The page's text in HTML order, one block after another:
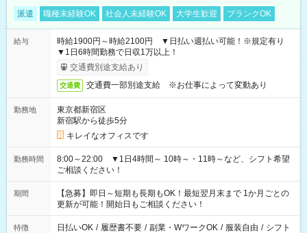
派遣 職種未経験OK 社会人未経験OK 大学生歓迎 ブランクOK
給与
時給1900円～時給2100円 ▼日払い週払い可能！※規定有り
▼1日6時間勤務で日収1万以上！
交通費別途支給あり
交通費 交通費一部別途支給 ※お仕事によって変動あり
勤務地
東京都新宿区
新宿駅から徒歩5分
キレイなオフィスです
勤務時間
8:00～22:00 ▼1日4時間～ 10時～・11時～など、シフト希望
ご相談ください！
期間
【急募】即日～短期も長期もOK！最短翌月末まで 1か月ごとの
更新が可能！開始日もご相談ください！
特徴 日払いOK / 履歴書不要 / 副業・WワークOK / 服装自由 / シフト